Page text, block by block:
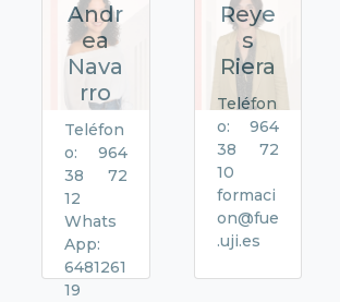
Andr
ea
Nava
rro
Teléfon
o: 964
38 72
12
Whats
App:
6481261
19
Reye
s
Riera
Teléfon
o: 964
38 72
10
formaci
on@fue
.uji.es